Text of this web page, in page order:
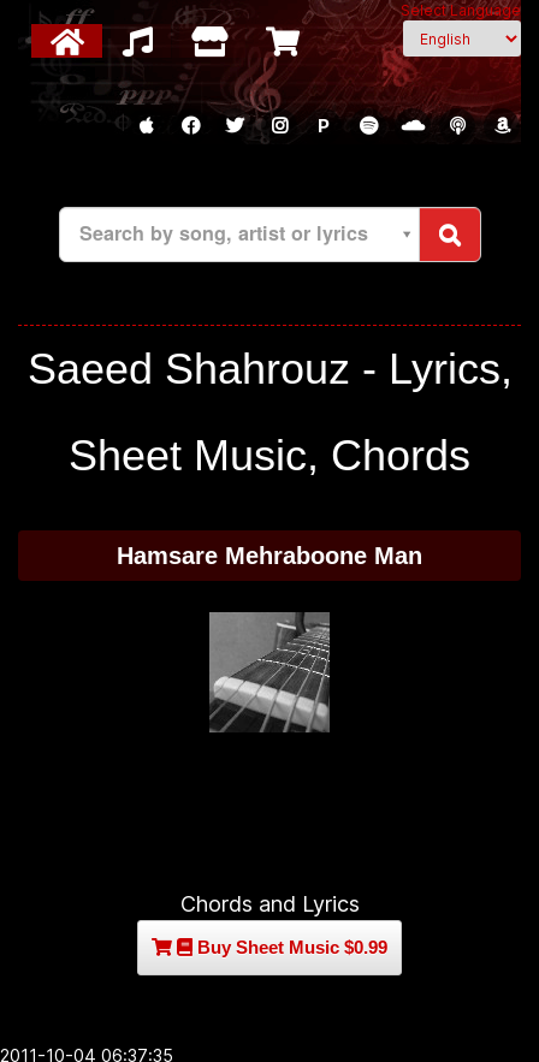
Select Language
P
Search by song, artist or lyrics
Saeed Shahrouz - Lyrics,
Sheet Music, Chords
Hamsare Mehraboone Man
Chords and Lyrics
Buy Sheet Music $0.99
2011-10-04 06:37:35